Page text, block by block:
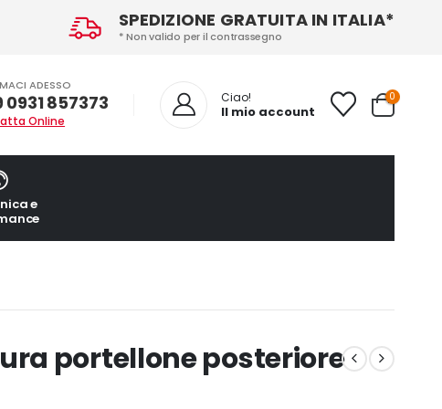
SPEDIZIONE GRATUITA IN ITALIA*
* Non valido per il contrassegno
ADESSO
0931 857373
Online
Ciao!
Il mio account
0
e
portellone posteriore